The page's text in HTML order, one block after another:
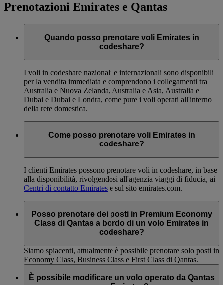
Prenotazioni Emirates e Qantas
Quando posso prenotare voli Emirates in
codeshare?
I voli in codeshare nazionali e internazionali sono disponibili
per la vendita immediata e comprendono i collegamenti tra
Australia e Nuova Zelanda, Australia e Asia, Australia e
Dubai e Dubai e Londra, come pure i voli operati all'interno
della rete domestica.
Come posso prenotare voli Emirates in
codeshare?
I clienti Emirates possono prenotare voli in codeshare, in base
alla disponibilità, rivolgendosi all'agenzia viaggi di fiducia, ai
Centri di contatto Emirates e sul sito emirates.com.
Posso prenotare dei posti in Premium Economy
Class di Qantas a bordo di un volo Emirates in
codeshare?
Siamo spiacenti, attualmente è possibile prenotare solo posti in
Economy Class, Business Class e First Class di Qantas.
È possibile modificare un volo operato da Qantas